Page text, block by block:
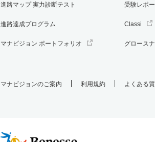
進路マップ 実力診断テスト
進路達成プログラム
マナビジョン ポートフォリオ
受験レポ
Classi
グロース
マナビジョンのご案内 利用規約 よくある